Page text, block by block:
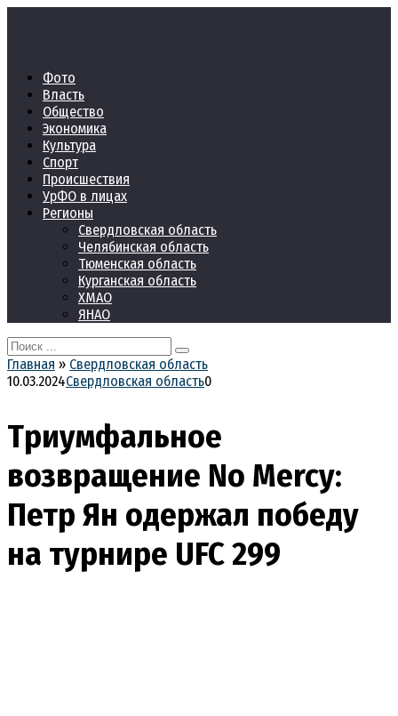
Фото
Власть
Общество
Экономика
Культура
Спорт
Происшествия
УрФО в лицах
Регионы
Свердловская область
Челябинская область
Тюменская область
Курганская область
ХМАО
ЯНАО
Search
for:
Главная » Свердловская область
10.03.2024Свердловская область0
Триумфальное
возвращение No Mercy:
Петр Ян одержал победу
на турнире UFC 299